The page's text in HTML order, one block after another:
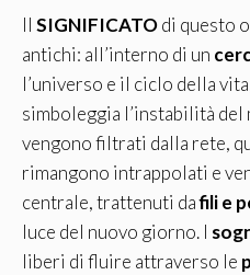
Il SIGNIFICATOdi questo
antichi: all’interno di un
l’universo e il ciclo della
simboleggia l’instabilità del
vengono filtrati dalla rete,
rimangono intrappolati e
centrale, trattenuti dafili e
luce del nuovo giorno. I
liberi di fluire attraverso le